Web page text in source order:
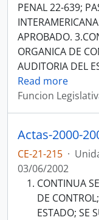
PENAL 22-639;
APROBADO.
ORGANICA DE
AUDITORIA DEL
Read more
Funcion
Actas-2000-
CE-21-215 ·
03/06/2002
CONTINUA
DE
ESTADO; SE